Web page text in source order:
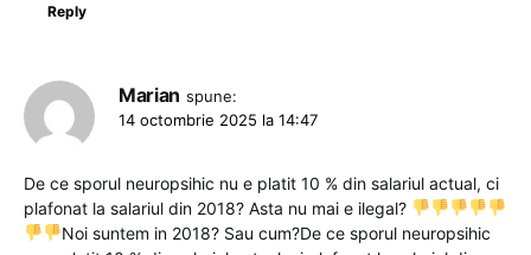
Reply
Marian spune:
14 octombrie 2025 la 14:47
De ce sporul neuropsihic nu e platit 10 % din salariul actual, ci
plafonat la salariul din 2018? Asta nu mai e ilegal?
Noi suntem in 2018? Sau cum?De ce sporul neuropsihic